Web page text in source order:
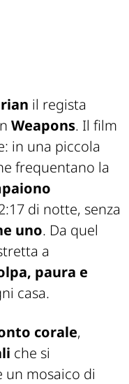
il regista
Weapons. Il film
in una piccola
frequentano la
di notte, senza
uno. Da quel
a
paura e
casa.
corale,
che si
mosaico di